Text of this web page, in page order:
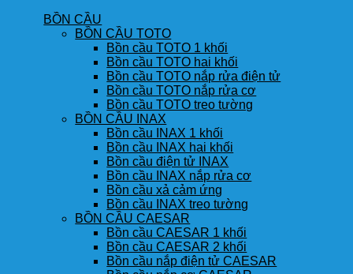
BỒN CẦU
BỒN CẦU TOTO
Bồn cầu TOTO 1 khối
Bồn cầu TOTO hai khối
Bồn cầu TOTO nắp rửa điện tử
Bồn cầu TOTO nắp rửa cơ
Bồn cầu TOTO treo tường
BỒN CẦU INAX
Bồn cầu INAX 1 khối
Bồn cầu INAX hai khối
Bồn cầu điện tử INAX
Bồn cầu INAX nắp rửa cơ
Bồn cầu xả cảm ứng
Bồn cầu INAX treo tường
BỒN CẦU CAESAR
Bồn cầu CAESAR 1 khối
Bồn cầu CAESAR 2 khối
Bồn cầu nắp điện tử CAESAR